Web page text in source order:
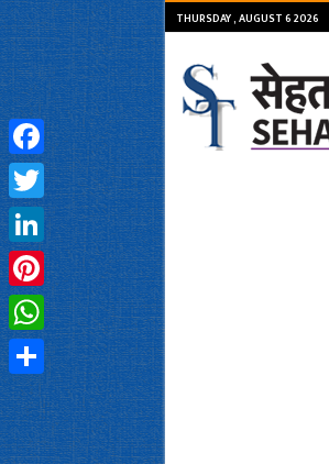
THURSDAY , AUGUST 6 2026
Facebook
Twitter
LinkedIn
Pinterest
WhatsApp
Share